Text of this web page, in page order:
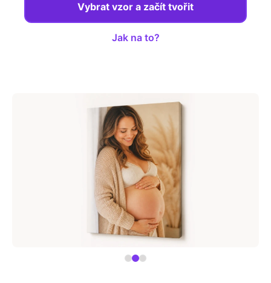
Fotoknihy a dárky pro školy
Vybrat vzor a začít tvořit
Jak na to?